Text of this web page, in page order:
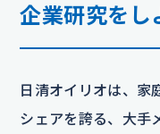
企業研究をし
日清オイリオは、家
シェアを誇る、大手